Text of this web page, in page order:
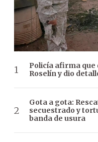
Policía afirma que
Roselín y dio
Gota a gota:
secuestrado y
banda de usura